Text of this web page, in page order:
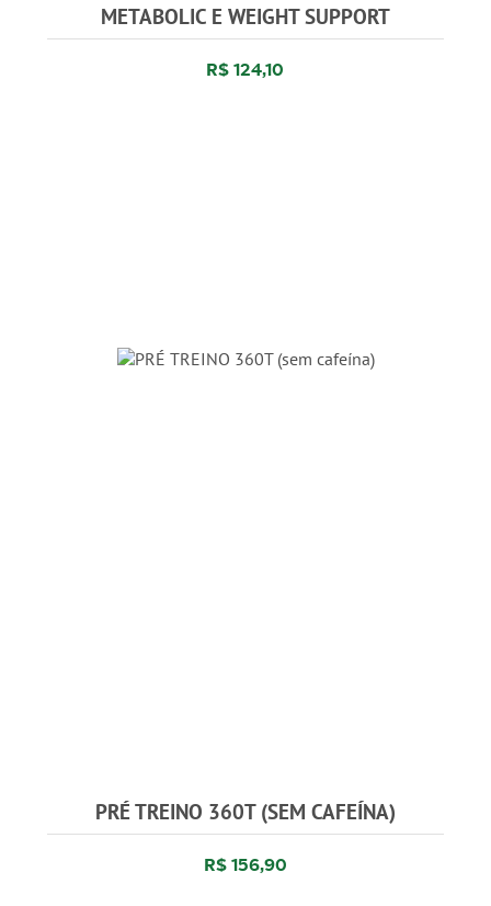
METABOLIC E WEIGHT SUPPORT
R$ 124,10
PRÉ TREINO 360T (SEM CAFEÍNA)
R$ 156,90